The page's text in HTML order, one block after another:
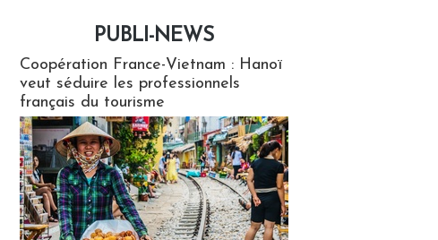
PUBLI-NEWS
Coopération France-Vietnam : Hanoï
veut séduire les professionnels
français du tourisme